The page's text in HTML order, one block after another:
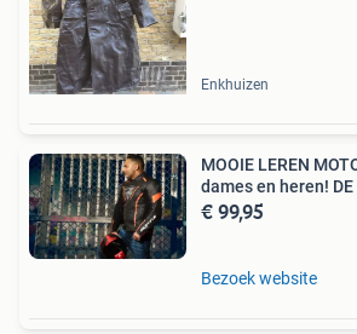
Enkhuizen
MOOIE LEREN
dames en heren! DE
€ 99,95
Bezoek website